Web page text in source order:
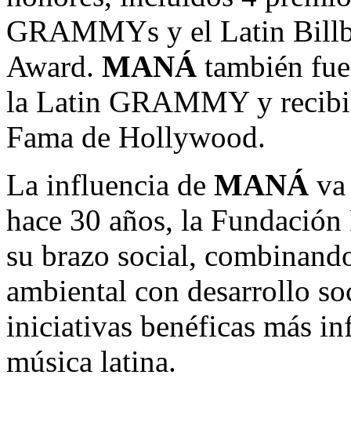
GRAMMYs y el Latin
Award. MANÁ también
la Latin GRAMMY y
Fama de Hollywood.
La influencia de MANÁ
hace 30 años, la
su brazo social,
ambiental con desarrollo
iniciativas benéficas más
música latina.